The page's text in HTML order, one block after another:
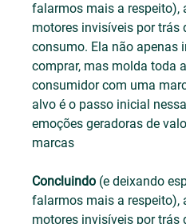
falarmos mais a respeito),
motores invisíveis por trás
consumo. Ela não apenas
comprar, mas molda toda
consumidor com uma
alvo é o passo inicial
emoções geradoras de
marcas
Concluindo (e deixando
falarmos mais a respeito),
motores invisíveis por trás